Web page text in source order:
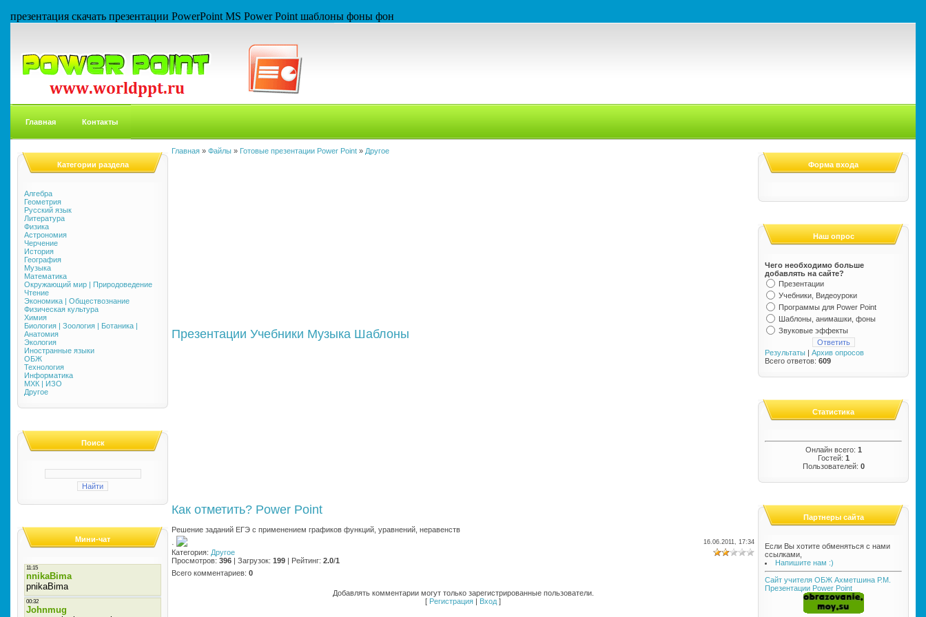
презентация скачать презентации PowerPoint MS Power Point шаблоны фоны фон
Главная Контакты
Категории раздела
Алгебра
Геометрия
Русский язык
Литература
Физика
Астрономия
Черчение
История
География
Музыка
Математика
Окружающий мир | Природоведение
Чтение
Экономика | Обществознание
Физическая культура
Химия
Биология | Зоология | Ботаника |
Анатомия
Экология
Иностранные языки
ОБЖ
Технология
Информатика
МХК | ИЗО
Другое
Поиск
Мини-чат
Главная » Файлы » Готовые презентации Power Point » Другое
Презентации Учебники Музыка Шаблоны
Как отметить? Power Point
Решение заданий ЕГЭ с применением графиков функций, уравнений, неравенств
·
16.06.2011, 17:34
Категория: Другое
Просмотров: 396 | Загрузок: 199 | Рейтинг: 2.0/1
Всего комментариев: 0
Добавлять комментарии могут только зарегистрированные пользователи.
[ Регистрация | Вход ]
Форма входа
Наш опрос
Чего необходимо больше
добавлять на сайте?
Презентации
Учебники, Видеоуроки
Программы для Power Point
Шаблоны, анимашки, фоны
Звуковые эффекты
Результаты | Архив опросов
Всего ответов: 609
Статистика
Онлайн всего: 1
Гостей: 1
Пользователей: 0
Партнеры сайта
Если Вы хотите обменяться с нами
ссылками,
Напишите нам :)
Сайт учителя ОБЖ Ахметшина Р.М.
Презентации Power Point